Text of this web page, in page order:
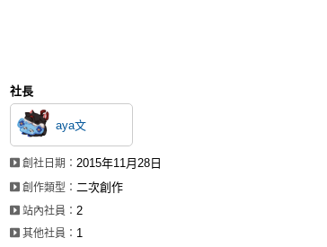
社長
aya文
創社日期： 2015年11月28日
創作類型： 二次創作
站內社員： 2
其他社員： 1